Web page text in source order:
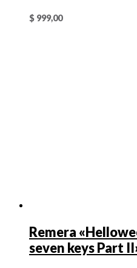
$ 999,00
Remera
seven keys Part